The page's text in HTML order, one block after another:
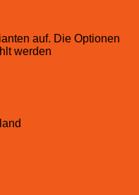
auf. Die Optionen
werden